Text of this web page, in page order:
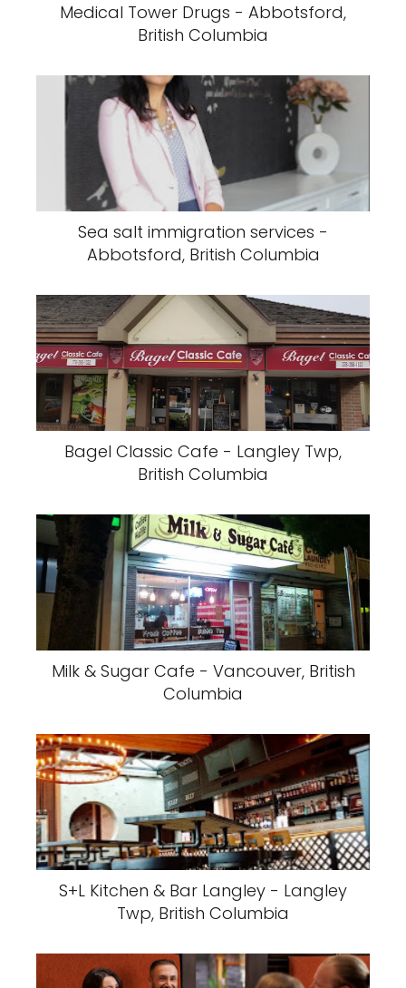
Medical Tower Drugs - Abbotsford,
British Columbia
Sea salt immigration services -
Abbotsford, British Columbia
Bagel Classic Cafe - Langley Twp,
British Columbia
Milk & Sugar Cafe - Vancouver, British
Columbia
S+L Kitchen & Bar Langley - Langley
Twp, British Columbia